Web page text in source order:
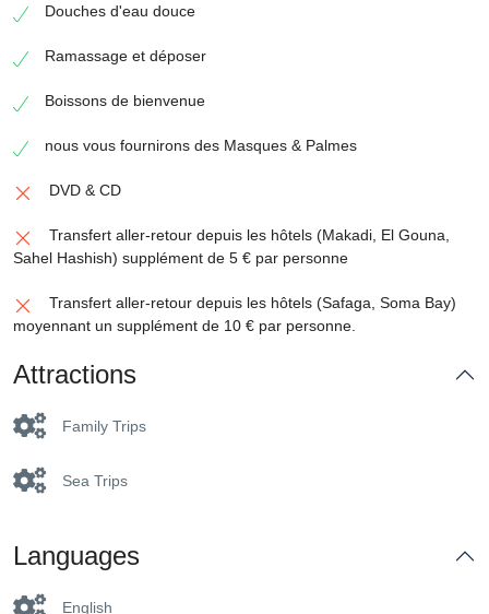
Douches d'eau douce
Ramassage et déposer
Boissons de bienvenue
nous vous fournirons des Masques & Palmes
DVD & CD
Transfert aller-retour depuis les hôtels (Makadi, El Gouna,
Sahel Hashish) supplément de 5 € par personne
Transfert aller-retour depuis les hôtels (Safaga, Soma Bay)
moyennant un supplément de 10 € par personne.
Attractions
Family Trips
Sea Trips
Languages
English